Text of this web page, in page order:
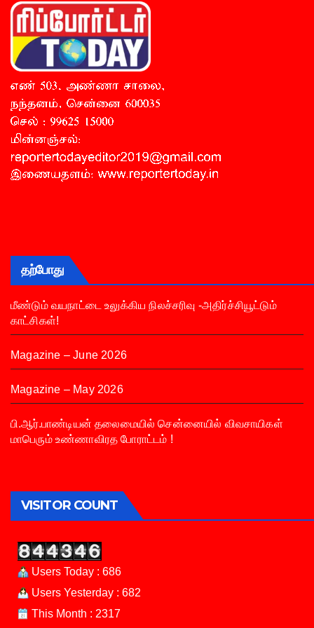
தற்போது
மீண்டும் வயநாட்டை உலுக்கிய நிலச்சரிவு -அதிர்ச்சியூட்டும்
காட்சிகள்!
Magazine – June 2026
Magazine – May 2026
பி.ஆர்.பாண்டியன் தலைமையில் சென்னையில் விவசாயிகள்
மாபெரும் உண்ணாவிரத போராட்டம் !
VISITOR COUNT
Users Today : 686
Users Yesterday : 682
This Month : 2317